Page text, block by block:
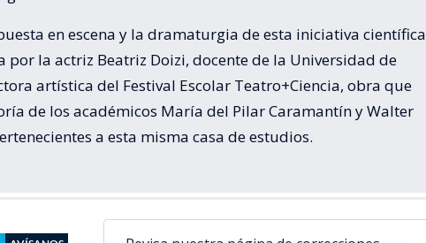
en escena y la dramaturgia de esta iniciativa científica
por la actriz Beatriz Doizi, docente de la Universidad de
artística del Festival Escolar Teatro+Ciencia, obra que
de los académicos María del Pilar Caramantín y Walter
a esta misma casa de estudios.